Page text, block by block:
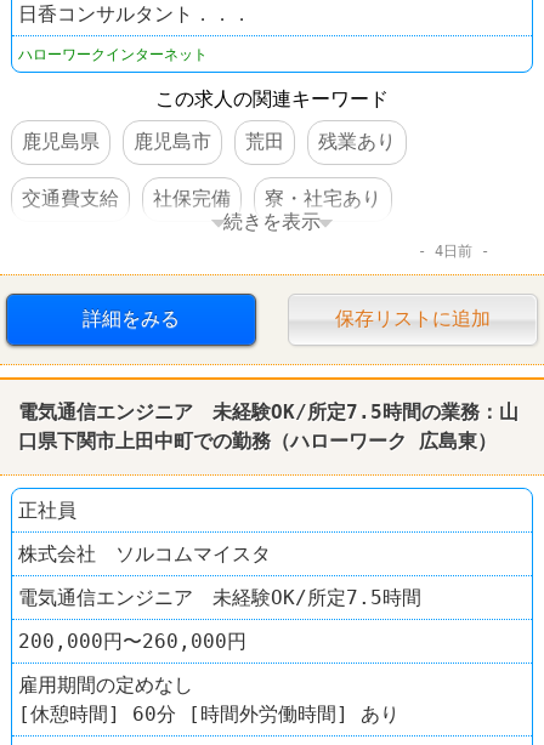
日香コンサルタント．．．
ハローワークインターネット
この求人の関連キーワード
鹿児島県
鹿児島市 荒田 残業あり
交通費支給 社保完備 寮・社宅あり
賞与あり
転勤なし
続きを表示
4日前
詳細をみる 保存リストに追加
電気通信エンジニア 未経験OK/所定7.5時間の業務：山
口県下関市上田中町での勤務（ハローワーク 広島東）
正社員
株式会社 ソルコムマイスタ
電気通信エンジニア 未経験OK/所定7.5時間
200,000円〜260,000円
雇用期間の定めなし
[休憩時間] 60分 [時間外労働時間] あり